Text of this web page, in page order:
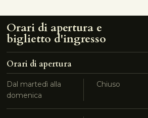
Orari di apertura e
biglietto d'ingresso
Orari di apertura
Dal martedì alla
domenica
Chiuso